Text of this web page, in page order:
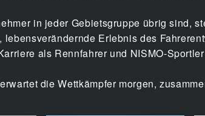
in jeder Gebietsgruppe übrig sind,
lebensverändernde Erlebnis des
als Rennfahrer und NISMO-
die Wettkämpfer morgen,